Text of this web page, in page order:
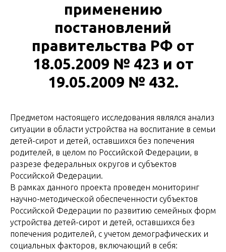
применению
постановлений
правительства РФ от
18.05.2009 № 423 и от
19.05.2009 № 432.
Предметом настоящего исследования являлся анализ
ситуации в области устройства на воспитание в семьи
детей-сирот и детей, оставшихся без попечения
родителей, в целом по Российской Федерации, в
разрезе федеральных округов и субъектов
Российской Федерации.
В рамках данного проекта проведен мониторинг
научно-методической обеспеченности субъектов
Российской Федерации по развитию семейных форм
устройства детей-сирот и детей, оставшихся без
попечения родителей, с учетом демографических и
социальных факторов, включающий в себя: